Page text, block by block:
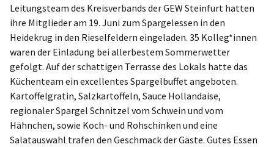
Leitungsteam des Kreisverbands der GEW Steinfurt hatten
ihre Mitglieder am 19. Juni zum Spargelessen in den
Heidekrug in den Rieselfeldern eingeladen. 35 Kolleg*innen
waren der Einladung bei allerbestem Sommerwetter
gefolgt. Auf der schattigen Terrasse des Lokals hatte das
Küchenteam ein excellentes Spargelbuffet angeboten.
Kartoffelgratin, Salzkartoffeln, Sauce Hollandaise,
regionaler Spargel Schnitzel vom Schwein und vom
Hähnchen, sowie Koch- und Rohschinken und eine
Salatauswahl trafen den Geschmack der Gäste. Gutes Essen